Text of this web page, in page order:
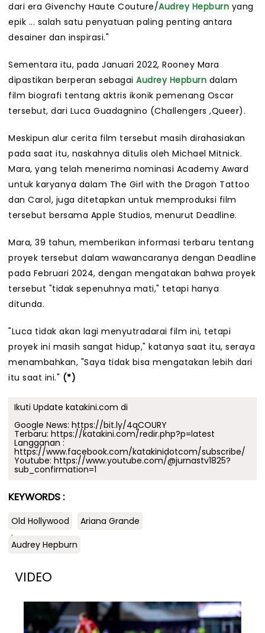
dari era Givenchy Haute Couture/Audrey Hepburn yang
epik ... salah satu penyatuan paling penting antara
desainer dan inspirasi."
Sementara itu, pada Januari 2022, Rooney Mara
dipastikan berperan sebagai Audrey Hepburn dalam
film biografi tentang aktris ikonik pemenang Oscar
tersebut, dari Luca Guadagnino (Challengers ,Queer).
Meskipun alur cerita film tersebut masih dirahasiakan
pada saat itu, naskahnya ditulis oleh Michael Mitnick.
Mara, yang telah menerima nominasi Academy Award
untuk karyanya dalam The Girl with the Dragon Tattoo
dan Carol, juga ditetapkan untuk memproduksi film
tersebut bersama Apple Studios, menurut Deadline.
Mara, 39 tahun, memberikan informasi terbaru tentang
proyek tersebut dalam wawancaranya dengan Deadline
pada Februari 2024, dengan mengatakan bahwa proyek
tersebut "tidak sepenuhnya mati," tetapi hanya
ditunda.
"Luca tidak akan lagi menyutradarai film ini, tetapi
proyek ini masih sangat hidup," katanya saat itu, seraya
menambahkan, "Saya tidak bisa mengatakan lebih dari
itu saat ini." (*)
Ikuti Update katakini.com di
Google News: https://bit.ly/4qCOURY
Terbaru: https://katakini.com/redir.php?p=latest
Langganan :
https://www.facebook.com/katakinidotcom/subscribe/
Youtube: https://www.youtube.com/@jurnastv1825?
sub_confirmation=1
KEYWORDS :
Old Hollywood
Ariana Grande
.
Audrey Hepburn
VIDEO